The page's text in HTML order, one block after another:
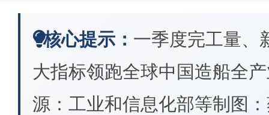
核心提示： 一季度完工量、
大指标领跑全球中国造船
源：工业和信息化部等制